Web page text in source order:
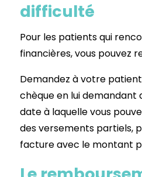
difficulté
Pour les patients qui
financières, vous pouvez
Demandez à votre
chèque en lui demandant
date à laquelle vous
des versements partiels,
facture avec le montant